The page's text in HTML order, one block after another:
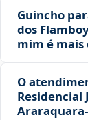
Guincho
dos
mim é mais
O
Residencial